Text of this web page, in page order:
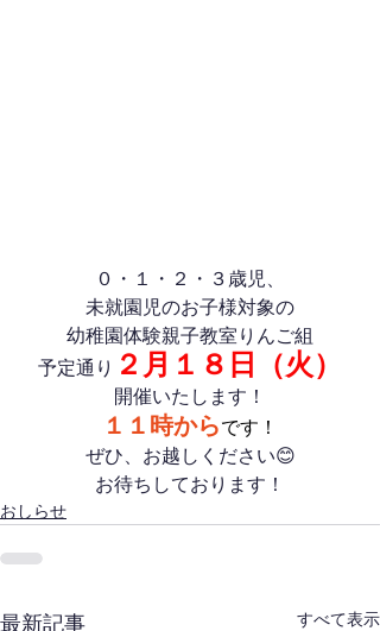
０・１・２・３歳児、
未就園児のお子様対象の
幼稚園体験親子教室りんご組
予定通り ２月１８日（火）
開催いたします！
１１時からです！
ぜひ、お越しください😊
お待ちしております！
おしらせ
最新記事 すべて表示